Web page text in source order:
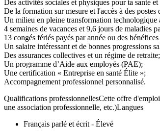
Des activités sociales et physiques pour ta santé
De la formation sur mesure et l'accès à des postes
Un milieu en pleine transformation technologique
4 semaines de vacances et 9,6 jours de maladies
13 congés fériés payés par année ou des
Un salaire intéressant et de bonnes progressions
Des assurances collectives et un régime de retraite;
Un programme d’Aide aux employés (PAE);
Une certification « Entreprise en santé Élite »;
Accompagnement professionnel personnalisé.
Qualifications professionnellesCette offre
une association professionnelle, etc.)Langues
Français parlé et écrit - Élevé